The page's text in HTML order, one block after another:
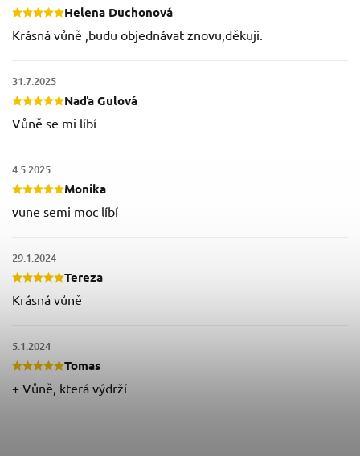
Helena Duchonová
Krásná vůně ,budu objednávat znovu,děkuji.
Naďa Gulová
31.7.2025
Vůně se mi líbí
Monika
4.5.2025
vune semi moc líbí
Tereza
29.1.2024
Krásná vůně
Tomas
5.1.2024
+ Vůně, která výdrží